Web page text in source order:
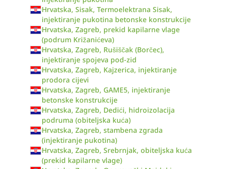
Hrvatska, Sisak, Termoelektrana Sisak,
injektiranje pukotina betonske konstrukcije
Hrvatska, Zagreb, prekid kapilarne vlage
(podrum Križanićeva)
Hrvatska, Zagreb, Rušiščak (Borčec),
injektiranje spojeva pod-zid
Hrvatska, Zagreb, Kajzerica, injektiranje
prodora cijevi
Hrvatska, Zagreb, GAME5, injektiranje
betonske konstrukcije
Hrvatska, Zagreb, Dedići, hidroizolacija
podruma (obiteljska kuća)
Hrvatska, Zagreb, stambena zgrada
(injektiranje pukotina)
Hrvatska, Zagreb, Srebrnjak, obiteljska kuća
(prekid kapilarne vlage)